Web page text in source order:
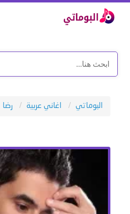
البوماتي اغاني عربية رضا